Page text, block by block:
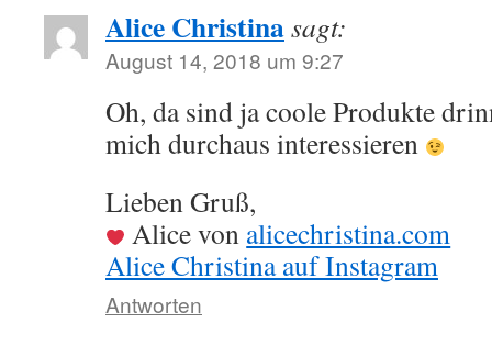
Alice Christinasagt:
August 14, 2018 um 9:27
Oh, da sind ja coole Produkte
mich durchaus interessieren
Lieben Gruß,
Alice von alicechristina.com
Alice Christina auf Instagram
Antworten